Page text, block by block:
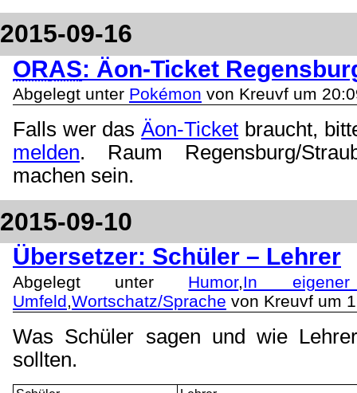
2015-09-16
ORAS: Äon-Ticket
Abgelegt unter Pokémon von Kreuvf um
Falls wer dasÄon-Ticket braucht,
melden. Raum Regensburg/
machen sein.
2015-09-10
Übersetzer: Schüler – Lehrer
Abgelegt unter Humor,In
Umfeld,Wortschatz/Sprache von Kreuvf um
Was Schüler sagen und wie
sollten.